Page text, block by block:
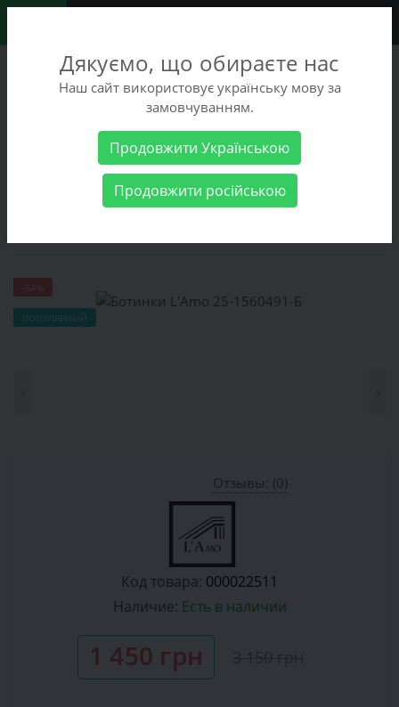
+38 (068) 486-90-09
+38 (093) 486-90-09
Женские товары Женская обувь Ботинки
-54%
ПОПУЛЯРНЫЙ
Отзывы: (0)
Код товара: 000022511
Наличие: Есть в наличии
1 450 грн
Дякуємо, що обираєте нас
Наш сайт використовує українську мову за
замовчуванням.
Продовжити Українською
Продовжити російською